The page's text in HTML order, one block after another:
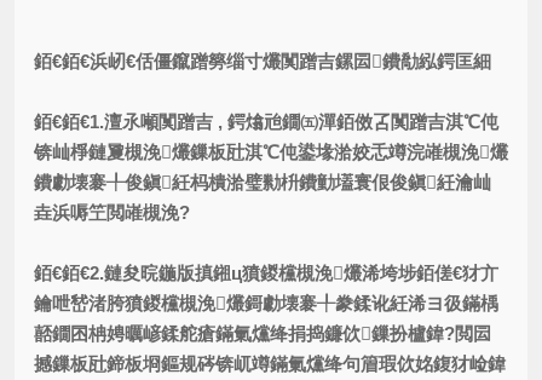
銆€銆€浜屻€佸僵鑹蹭簩缁寸爜闃蹭吉鏍囩鐨勪紭鍔匡細
銆€銆€1.澶氶噸闃蹭吉 , 鍔熻兘鐗㈤潬銆傚叾闃蹭吉淇℃伅
锛屾棦鏈夐槻浼爜鏁板瓧淇℃伅鍙堟湁姣忎竴浣嶉槻浼爜
鐨勮壊褰╀俊鎭紝杩樻湁璧勬枡鐨勭壒寰佷俊鎭紝瀹屾
垚浜嗕笁閲嶉槻浼?
銆€銆€2.鏈夋晥鍦版搷鎺ц獖鍐欓槻浼爜浠垮埗銆傞€犲亣
鑰呭嵆渚胯獖鍐欓槻浼爜鎶勮壊褰╀豢鍒讹紝浠ヨ彶鏋楀
嚭鐗囨柟娉曞嵃鍒舵瘡鏋氭爣绛捐捣鐮佽鏁扮櫨鍏?閲囩
撼鏁板瓧鍗板埛鏂规硶锛屼竴鏋氭爣绛句篃瑕佽姳鍑犲崄鍏